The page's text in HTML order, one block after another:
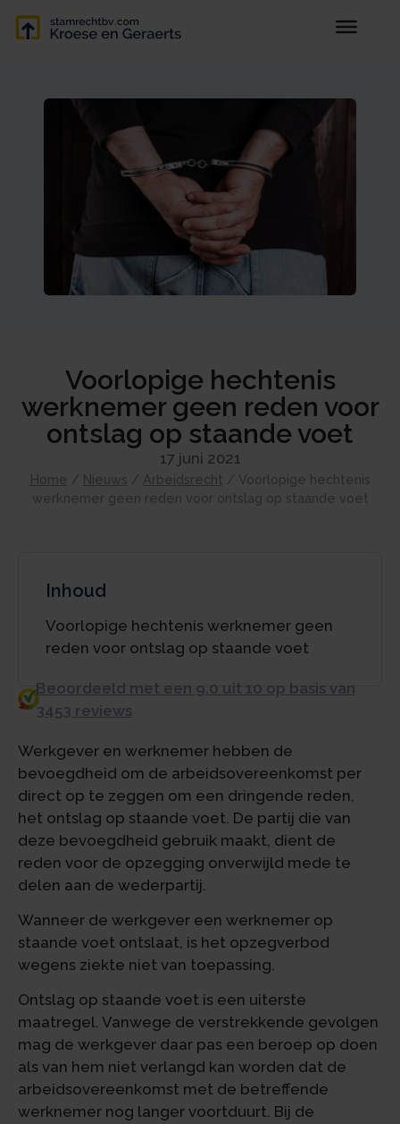
Voorlopige hechtenis
werknemer geen reden voor
ontslag op staande voet
17 juni 2021
Home / Nieuws / Arbeidsrecht / Voorlopige hechtenis
werknemer geen reden voor ontslag op staande voet
Inhoud
Voorlopige hechtenis werknemer geen
reden voor ontslag op staande voet
Beoordeeld met een 9.0 uit 10 op basis van
3453 reviews
Werkgever en werknemer hebben de
bevoegdheid om de arbeidsovereenkomst per
direct op te zeggen om een dringende reden,
het ontslag op staande voet. De partij die van
deze bevoegdheid gebruik maakt, dient de
reden voor de opzegging onverwijld mede te
delen aan de wederpartij.
Wanneer de werkgever een werknemer op
staande voet ontslaat, is het opzegverbod
wegens ziekte niet van toepassing.
Ontslag op staande voet is een uiterste
maatregel. Vanwege de verstrekkende gevolgen
mag de werkgever daar pas een beroep op doen
als van hem niet verlangd kan worden dat de
arbeidsovereenkomst met de betreffende
werknemer nog langer voortduurt. Bij de